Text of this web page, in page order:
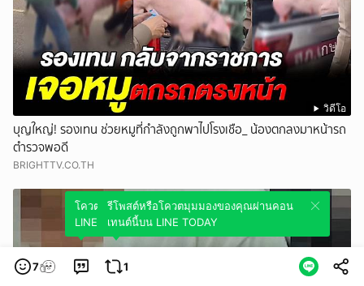
วิดีโอ
บุญใหญ่! รองเทน ช่วยหมูที่กำลังถูกพาไปโรงเชือ_ น้องตกลงมาหน้ารถ
ตำรวจพอดี
BRIGHTTV.CO.TH
7
โควตมุมมองของคุณผ่านคอนเทนต์นี้บน
LINE TODAY
1
รีโพสต์หรือโควตมุมมองของคุณผ่านคอน
เทนต์นี้บน LINE TODAY